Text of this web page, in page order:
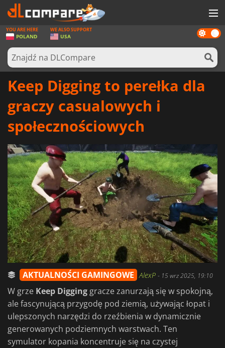
GRY
KARTY DO GIER
OPROGRAMOWANIE
REWARDS
SPRZĘT KOMPUTEROWY
AKTUALNOŚCI
ZALOGUJ SIĘ LUB ZAREJESTRUJ
Dark
mode
YOU ARE HERE
POLAND
WE ALSO SUPPORT
USA
Keep Digging to perełka dla
graczy casualowych i
społecznościowych
AKTUALNOŚCI GAMINGOWE AlexP - 15 wrz 2025, 19:10
W grze Keep Digging gracze zanurzają się w spokojną,
ale fascynującą przygodę pod ziemią, używając łopat i
ulepszonych narzędzi do rzeźbienia w dynamicznie
generowanych podziemnych warstwach. Ten
symulator kopania koncentruje się na czystej